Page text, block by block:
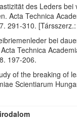
des Leders bei
Acta Technica
291-310.
bei
Technica
197-206.
of the breaking of
Scientiarum